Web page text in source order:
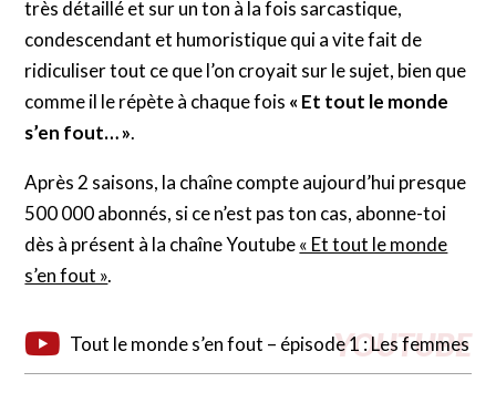
très détaillé et sur un ton à la fois sarcastique,
condescendant et humoristique qui a vite fait de
ridiculiser tout ce que l’on croyait sur le sujet, bien que
comme il le répète à chaque fois « Et tout le monde
s’en fout… ».
Après 2 saisons, la chaîne compte aujourd’hui presque
500 000 abonnés, si ce n’est pas ton cas, abonne-toi
dès à présent à la chaîne Youtube« Et tout le monde
s’en fout ».
Tout le monde s’en fout – épisode 1 : Les femmes